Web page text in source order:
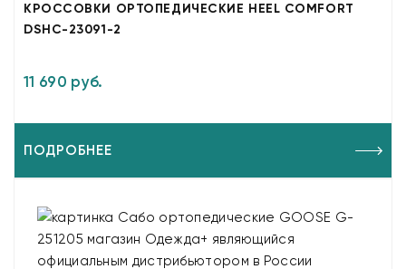
КРОССОВКИ ОРТОПЕДИЧЕСКИЕ HEEL COMFORT
DSHC-23091-2
11 690 руб.
ПОДРОБНЕЕ